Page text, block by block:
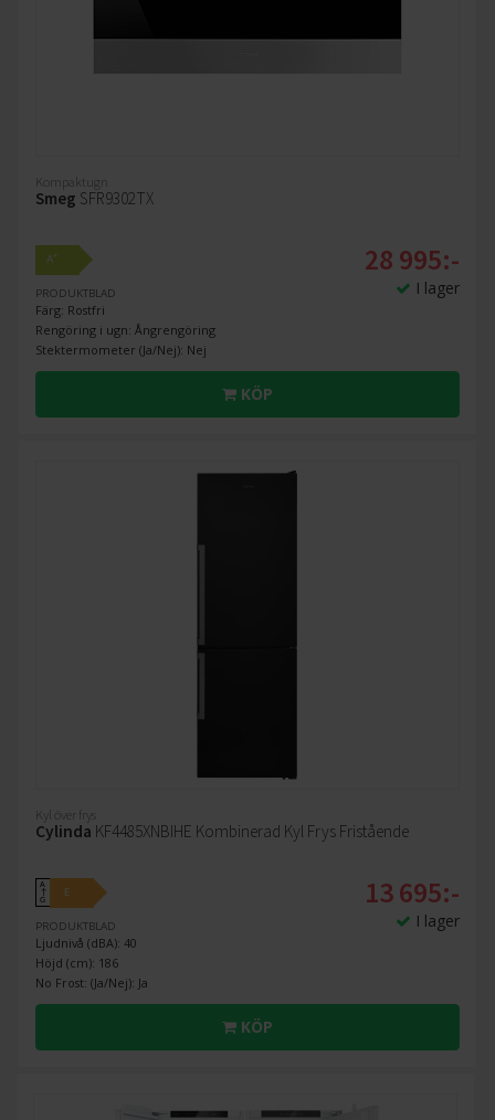
Kompaktugn
Smeg SFR9302TX
A+
PRODUKTBLAD
Färg: Rostfri
Rengöring i ugn: Ångrengöring
Stektermometer (Ja/Nej): Nej
28 995:-
I lager
KÖP
Kyl över frys
Cylinda KF4485XNBIHE Kombinerad Kyl Frys Fristående
A
↑
G
E
PRODUKTBLAD
Ljudnivå (dBA): 40
Höjd (cm): 186
No Frost: (Ja/Nej): Ja
13 695:-
I lager
KÖP